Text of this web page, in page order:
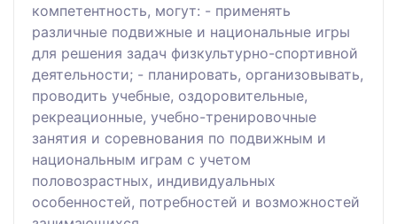
компетентность, могут: - применять
различные подвижные и национальные игры
для решения задач физкультурно-спортивной
деятельности; - планировать, организовывать,
проводить учебные, оздоровительные,
рекреационные, учебно-тренировочные
занятия и соревнования по подвижным и
национальным играм с учетом
половозрастных, индивидуальных
особенностей, потребностей и возможностей